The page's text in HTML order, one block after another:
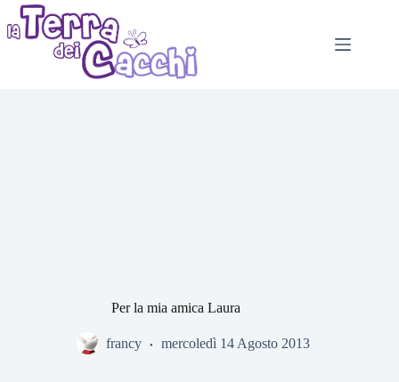
Salta
al
contenuto
Per la mia amica Laura
francy mercoledì 14 Agosto 2013